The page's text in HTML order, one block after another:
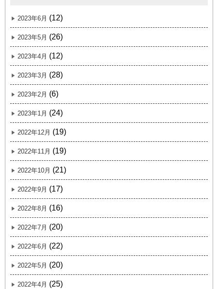
2023年6月 (12)
2023年5月 (26)
2023年4月 (12)
2023年3月 (28)
2023年2月 (6)
2023年1月 (24)
2022年12月 (19)
2022年11月 (19)
2022年10月 (21)
2022年9月 (17)
2022年8月 (16)
2022年7月 (20)
2022年6月 (22)
2022年5月 (20)
2022年4月 (25)